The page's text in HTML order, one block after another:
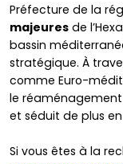
Préfecture de la
majeures de
bassin
stratégique. À
comme Euro-
le réaménagement
et séduit de plus
Si vous êtes à la